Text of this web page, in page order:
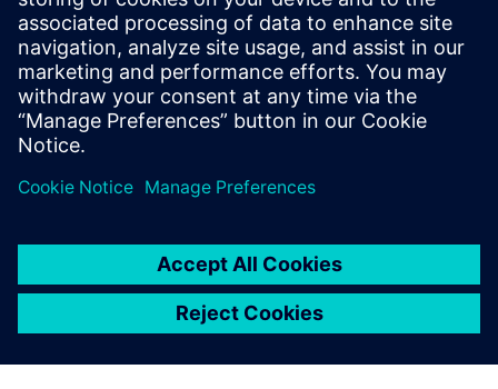
Ganhar novas perspetivas sobre os Componentes PLM e o
mercado de PLM em geral.
Visitar o blogue dos Componentes PLM